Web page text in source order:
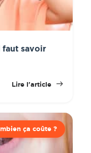
faut savoir
Lire l'article
ça coûte ?